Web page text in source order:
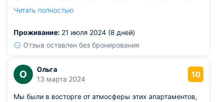
погоду не хочется покидать это место.
не могу.
Читать полностью
Проживание: 21 июля 2024 (8 дней)
Отзыв оставлен без бронирования
О
Ольга
13 марта 2024
10
Мы были в восторге от атмосферы этих апартаментов,